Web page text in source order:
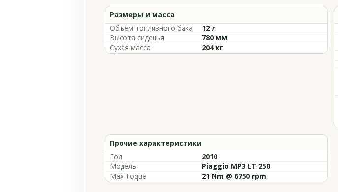
Размеры и масса
Объём топливного бака
12 л
Высота сиденья
780 мм
Сухая масса
204 кг
Прочие характеристики
Год
2010
Модель
Piaggio MP3 LT 250
Max Toque
21 Nm @ 6750 rpm